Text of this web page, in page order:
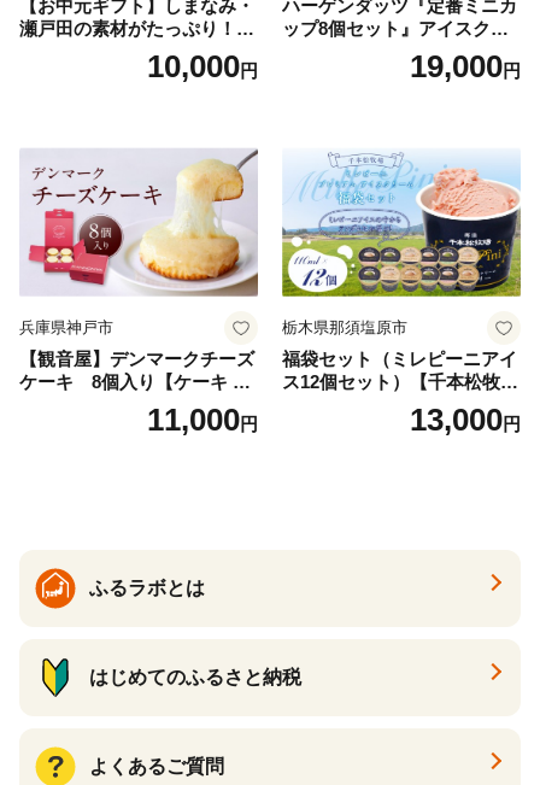
【お中元ギフト】しまなみ・
瀬戸田の素材がたっぷり！ジ
10,000円
ハーゲンダッツ『定番ミニカ
ップ8個セット』アイスクリ
ーム アイス スイーツ デザー
19,000円
兵庫県神戸市
【観音屋】デンマークチーズ
ケーキ 8個入り【ケーキ チ
ーズケーキ 人気スイーツ お
すすめスイーツ 神戸スイー
11,000円
栃木県那須塩原市
福袋セット（ミレピーニアイ
ス12個セット）【千本松牧
場】 ns025-014-12 【デザー
ト 詰め合わせ ギフト】
13,000円
ふるラボとは
はじめてのふるさと納税
よくあるご質問